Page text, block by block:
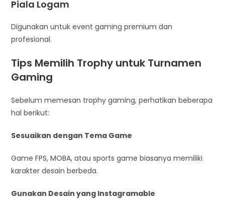
Piala Logam
Digunakan untuk event gaming premium dan
profesional.
Tips Memilih Trophy untuk Turnamen
Gaming
Sebelum memesan trophy gaming, perhatikan beberapa
hal berikut:
Sesuaikan dengan Tema Game
Game FPS, MOBA, atau sports game biasanya memiliki
karakter desain berbeda.
Gunakan Desain yang Instagramable